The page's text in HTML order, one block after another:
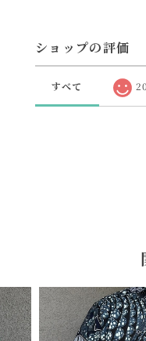
ショップの評価
すべて 20